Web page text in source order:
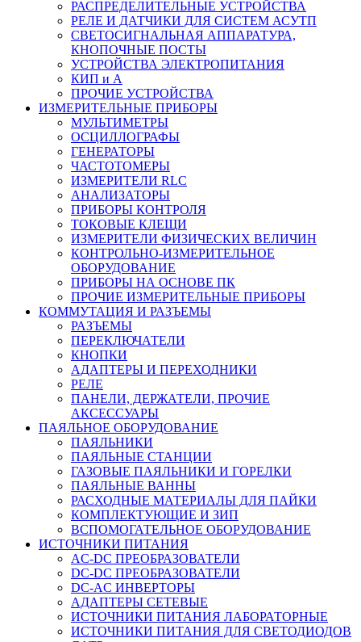
РАСПРЕДЕЛИТЕЛЬНЫЕ УСТРОЙСТВА
РЕЛЕ И ДАТЧИКИ ДЛЯ СИСТЕМ АСУТП
СВЕТОСИГНАЛЬНАЯ АППАРАТУРА,
КНОПОЧНЫЕ ПОСТЫ
УСТРОЙСТВА ЭЛЕКТРОПИТАНИЯ
КИП и А
ПРОЧИЕ УСТРОЙСТВА
ИЗМЕРИТЕЛЬНЫЕ ПРИБОРЫ
МУЛЬТИМЕТРЫ
ОСЦИЛЛОГРАФЫ
ГЕНЕРАТОРЫ
ЧАСТОТОМЕРЫ
ИЗМЕРИТЕЛИ RLC
АНАЛИЗАТОРЫ
ПРИБОРЫ КОНТРОЛЯ
ТОКОВЫЕ КЛЕЩИ
ИЗМЕРИТЕЛИ ФИЗИЧЕСКИХ ВЕЛИЧИН
КОНТРОЛЬНО-ИЗМЕРИТЕЛЬНОЕ
ОБОРУДОВАНИЕ
ПРИБОРЫ НА ОСНОВЕ ПК
ПРОЧИЕ ИЗМЕРИТЕЛЬНЫЕ ПРИБОРЫ
КОММУТАЦИЯ И РАЗЪЕМЫ
РАЗЪЕМЫ
ПЕРЕКЛЮЧАТЕЛИ
КНОПКИ
АДАПТЕРЫ И ПЕРЕХОДНИКИ
РЕЛЕ
ПАНЕЛИ, ДЕРЖАТЕЛИ, ПРОЧИЕ
АКСЕССУАРЫ
ПАЯЛЬНОЕ ОБОРУДОВАНИЕ
ПАЯЛЬНИКИ
ПАЯЛЬНЫЕ СТАНЦИИ
ГАЗОВЫЕ ПАЯЛЬНИКИ И ГОРЕЛКИ
ПАЯЛЬНЫЕ ВАННЫ
РАСХОДНЫЕ МАТЕРИАЛЫ ДЛЯ ПАЙКИ
КОМПЛЕКТУЮЩИЕ И ЗИП
ВСПОМОГАТЕЛЬНОЕ ОБОРУДОВАНИЕ
ИСТОЧНИКИ ПИТАНИЯ
AC-DC ПРЕОБРАЗОВАТЕЛИ
DC-DC ПРЕОБРАЗОВАТЕЛИ
DC-AC ИНВЕРТОРЫ
АДАПТЕРЫ СЕТЕВЫЕ
ИСТОЧНИКИ ПИТАНИЯ ЛАБОРАТОРНЫЕ
ИСТОЧНИКИ ПИТАНИЯ ДЛЯ СВЕТОДИОДОВ